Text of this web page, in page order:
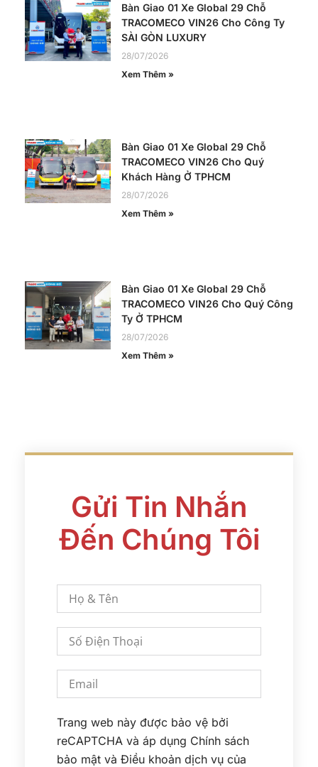
Bàn Giao 01 Xe Global 29 Chỗ
TRACOMECO VIN26 Cho Công Ty
SÀI GÒN LUXURY
28/07/2026
Xem Thêm »
Bàn Giao 01 Xe Global 29 Chỗ
TRACOMECO VIN26 Cho Quý
Khách Hàng Ở TPHCM
28/07/2026
Xem Thêm »
Bàn Giao 01 Xe Global 29 Chỗ
TRACOMECO VIN26 Cho Quý Công
Ty Ở TPHCM
28/07/2026
Xem Thêm »
Gửi Tin Nhắn
Đến Chúng Tôi
Trang web này được bảo vệ bởi
reCAPTCHA và áp dụng Chính sách
bảo mật và Điều khoản dịch vụ của